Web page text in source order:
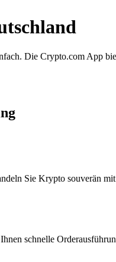
Die Crypto.com App
Sie Krypto souverän mit
schnelle